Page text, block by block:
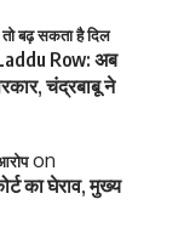
बढ़ सकता है दिल
Row: अब
चंद्रबाबू ने
on
का घेराव, मुख्य